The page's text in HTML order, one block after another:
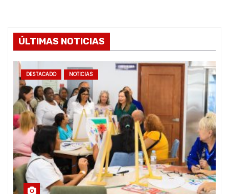
ÚLTIMAS NOTICIAS
DESTACADO NOTICIAS